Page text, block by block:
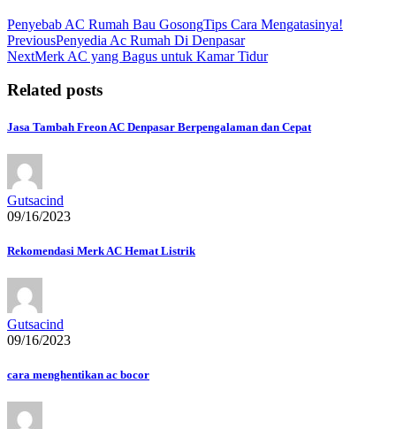
Penyebab AC Rumah Bau GosongTips Cara Mengatasinya!
Navigasi
pos
PreviousPenyedia Ac Rumah Di Denpasar
NextMerk AC yang Bagus untuk Kamar Tidur
Related posts
Jasa Tambah Freon AC Denpasar Berpengalaman dan Cepat
Gutsacind
09/16/2023
Rekomendasi Merk AC Hemat Listrik
Gutsacind
09/16/2023
cara menghentikan ac bocor